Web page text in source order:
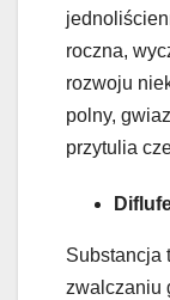
roczna,
rozwoju
polny,
przytulia
Substancja
zwalczaniu